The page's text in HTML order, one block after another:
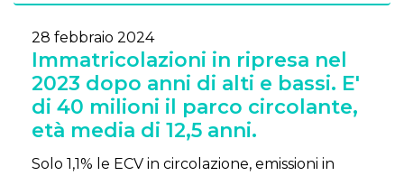
28 febbraio 2024
Immatricolazioni in ripresa nel
2023 dopo anni di alti e bassi. E'
di 40 milioni il parco circolante,
età media di 12,5 anni.
Solo 1,1% le ECV in circolazione, emissioni in